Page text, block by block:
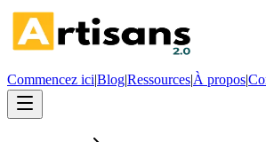
Commencez ici|Blog|Ressources|À propos|